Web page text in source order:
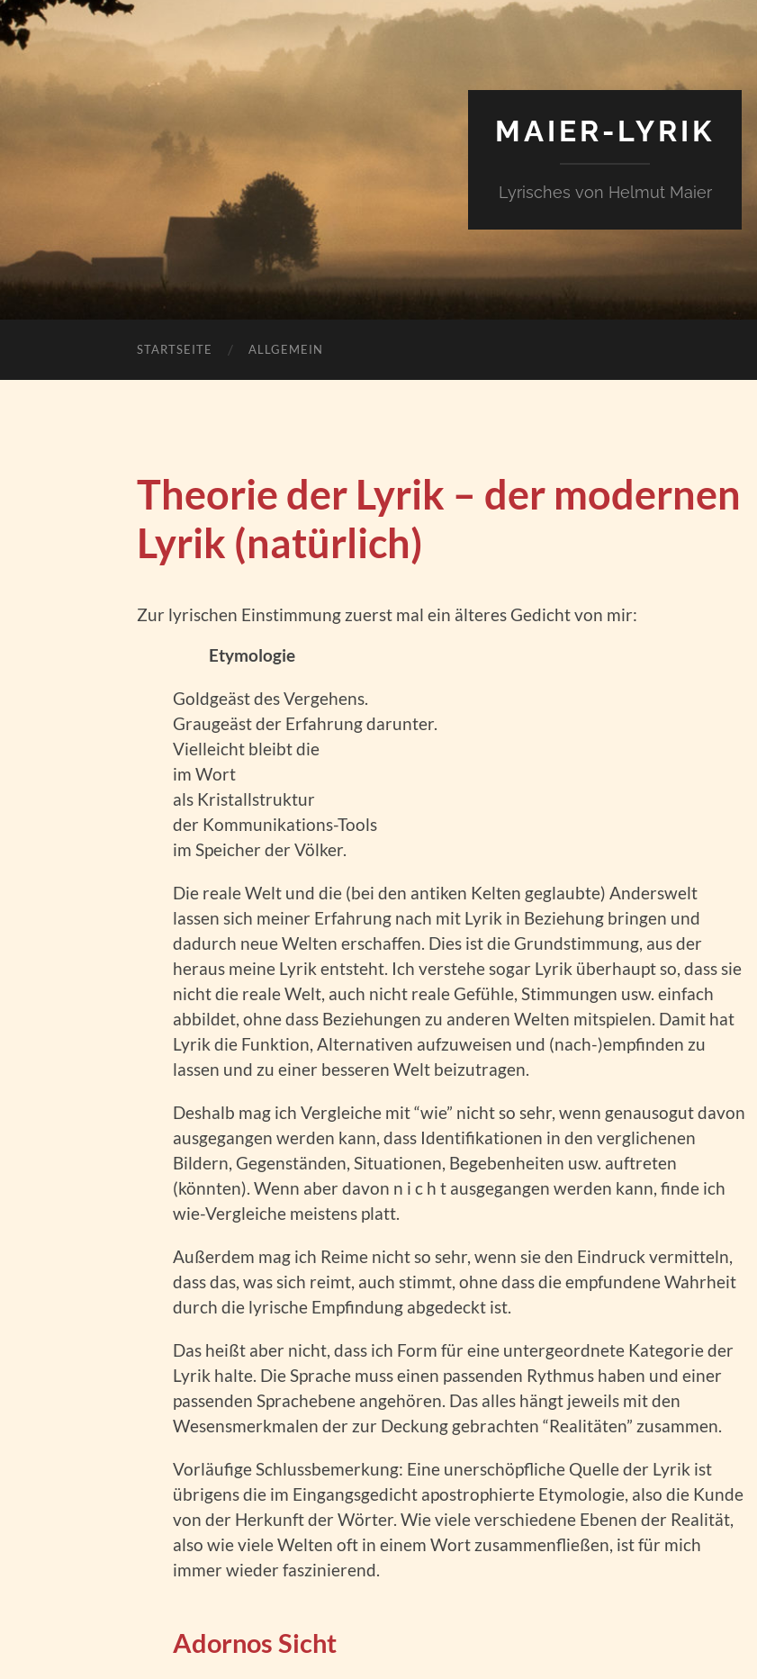
MAIER-LYRIK
Lyrisches von Helmut Maier
STARTSEITE ALLGEMEIN
Theorie der Lyrik – der modernen
Lyrik (natürlich)
Zur lyrischen Einstimmung zuerst mal ein älteres Gedicht von mir:
Etymologie
Goldgeäst des Vergehens.
Graugeäst der Erfahrung darunter.
Vielleicht bleibt die
im Wort
als Kristallstruktur
der Kommunikations-Tools
im Speicher der Völker.
Die reale Welt und die (bei den antiken Kelten geglaubte) Anderswelt
lassen sich meiner Erfahrung nach mit Lyrik in Beziehung bringen und
dadurch neue Welten erschaffen. Dies ist die Grundstimmung, aus der
heraus meine Lyrik entsteht. Ich verstehe sogar Lyrik überhaupt so, dass sie
nicht die reale Welt, auch nicht reale Gefühle, Stimmungen usw. einfach
abbildet, ohne dass Beziehungen zu anderen Welten mitspielen. Damit hat
Lyrik die Funktion, Alternativen aufzuweisen und (nach-)empfinden zu
lassen und zu einer besseren Welt beizutragen.
Deshalb mag ich Vergleiche mit “wie” nicht so sehr, wenn genausogut davon
ausgegangen werden kann, dass Identifikationen in den verglichenen
Bildern, Gegenständen, Situationen, Begebenheiten usw. auftreten
(könnten). Wenn aber davon n i c h t ausgegangen werden kann, finde ich
wie-Vergleiche meistens platt.
Außerdem mag ich Reime nicht so sehr, wenn sie den Eindruck vermitteln,
dass das, was sich reimt, auch stimmt, ohne dass die empfundene Wahrheit
durch die lyrische Empfindung abgedeckt ist.
Das heißt aber nicht, dass ich Form für eine untergeordnete Kategorie der
Lyrik halte. Die Sprache muss einen passenden Rythmus haben und einer
passenden Sprachebene angehören. Das alles hängt jeweils mit den
Wesensmerkmalen der zur Deckung gebrachten “Realitäten” zusammen.
Vorläufige Schlussbemerkung: Eine unerschöpfliche Quelle der Lyrik ist
übrigens die im Eingangsgedicht apostrophierte Etymologie, also die Kunde
von der Herkunft der Wörter. Wie viele verschiedene Ebenen der Realität,
also wie viele Welten oft in einem Wort zusammenfließen, ist für mich
immer wieder faszinierend.
Adornos Sicht